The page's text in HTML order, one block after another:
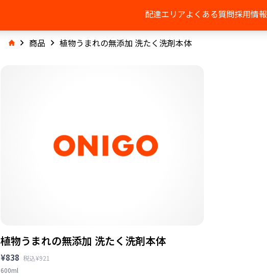
配達エリアよくある質問採用情報
商品 植物うまれの無添加 洗たく洗剤本体
植物うまれの無添加 洗たく洗剤本体
¥838 税込¥921
600ml